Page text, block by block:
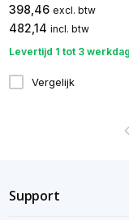
398,46 excl. btw
482,14 incl. btw
Levertijd 1 tot 3
Vergelijk
Support